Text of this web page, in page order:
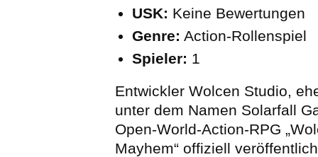
USK: Keine Bewertungen
Genre: Action-Rollenspiel
Spieler: 1
Entwickler Wolcen Studio,
unter dem Namen Solarfall
Open-World-Action-RPG
Mayhem“ offiziell